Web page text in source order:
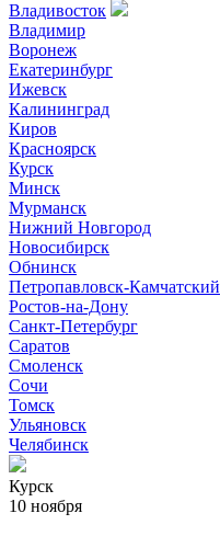
Владивосток
Владимир
Воронеж
Екатеринбург
Ижевск
Калининград
Киров
Красноярск
Курск
Минск
Мурманск
Нижний Новгород
Новосибирск
Обнинск
Петропавловск-Камчатский
Ростов-на-Дону
Санкт-Петербург
Саратов
Смоленск
Сочи
Томск
Ульяновск
Челябинск
Курск
10 ноября